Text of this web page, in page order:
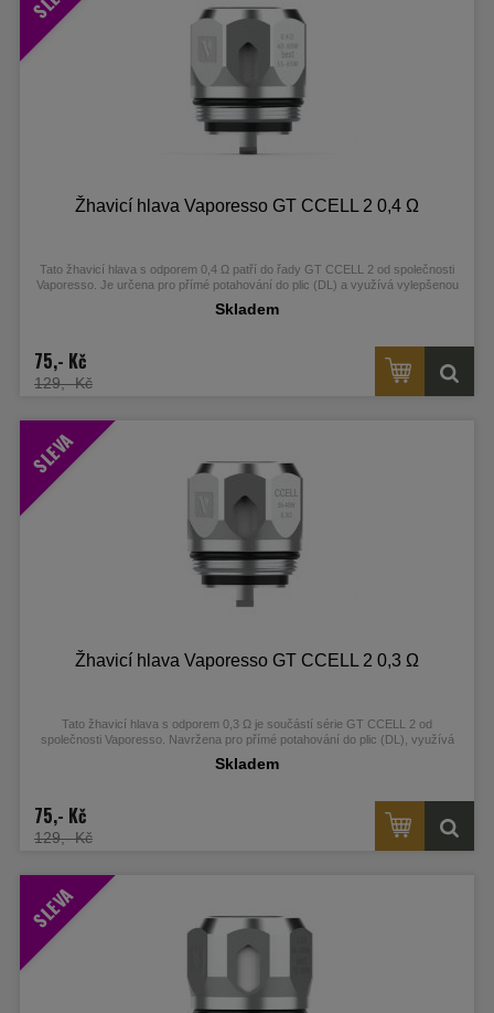
Žhavicí hlava Vaporesso GT CCELL 2 0,4 Ω
Tato žhavicí hlava s odporem 0,4 Ω patří do řady GT CCELL 2 od společnosti
Vaporesso. Je určena pro přímé potahování do plic (DL) a využívá vylepšenou
Skladem
75,- Kč
129,- Kč
SLEVA
Žhavicí hlava Vaporesso GT CCELL 2 0,3 Ω
Tato žhavicí hlava s odporem 0,3 Ω je součástí série GT CCELL 2 od
společnosti Vaporesso. Navržena pro přímé potahování do plic (DL), využívá
Skladem
75,- Kč
129,- Kč
SLEVA